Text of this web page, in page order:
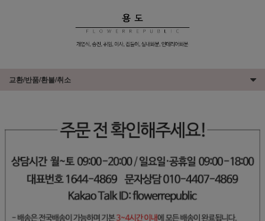
교환/반품/환불/취소